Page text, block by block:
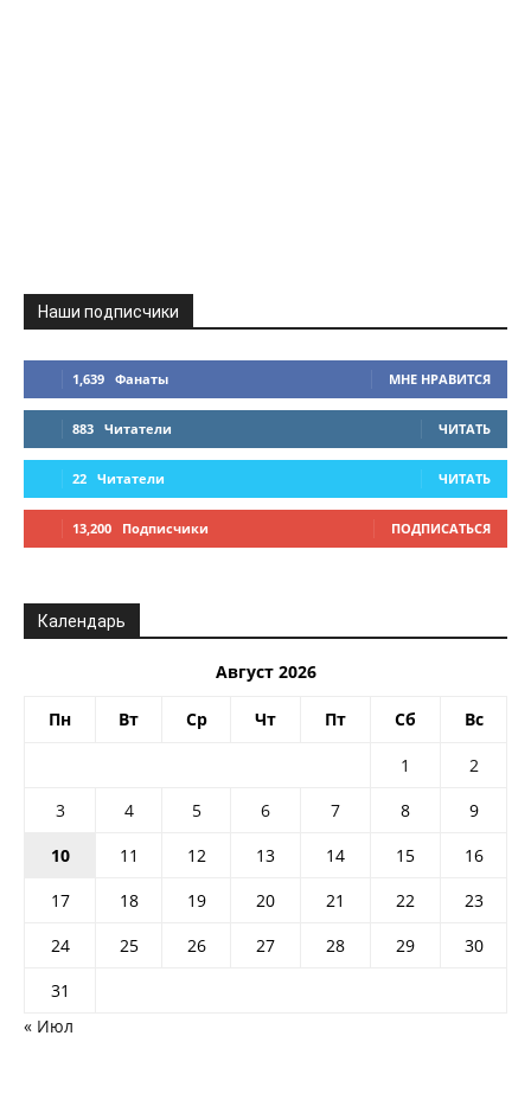
Наши подписчики
1,639 Фанаты МНЕ НРАВИТСЯ
883 Читатели ЧИТАТЬ
22 Читатели ЧИТАТЬ
13,200 Подписчики ПОДПИСАТЬСЯ
Календарь
Август 2026
Пн Вт Ср Чт Пт Сб Вс
1
2
3
4 5 6 7 8
9
10
11 12 13 14 15
16
17
18 19 20 21 22
23
24
25 26 27 28 29
30
31
« Июл